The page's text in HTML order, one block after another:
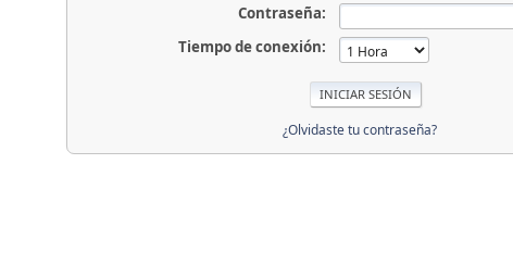
Contraseña:
Tiempo de conexión:
¿Olvidaste tu contraseña?